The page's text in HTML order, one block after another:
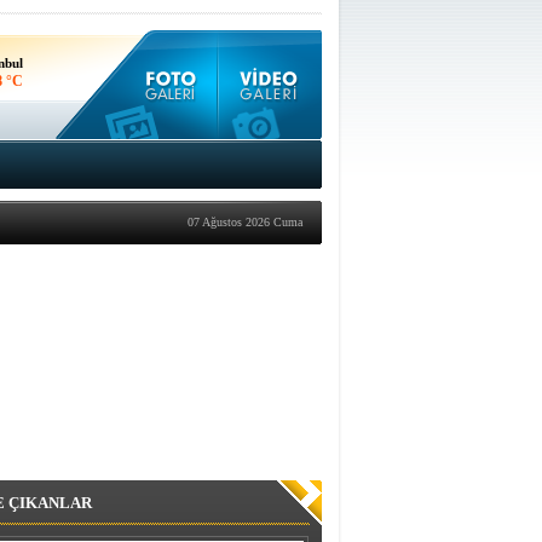
°C
07 Ağustos 2026 Cuma
ÇIKANLAR